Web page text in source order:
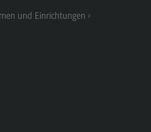
und Einrichtungen